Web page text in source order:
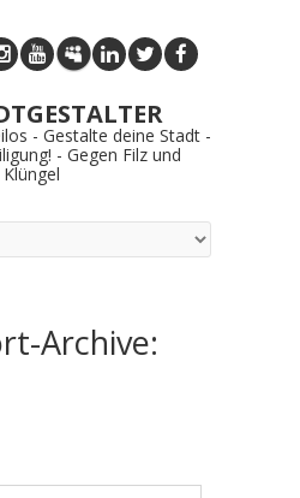
- Gestalte deine Stadt -
- Gegen Filz und
Klüngel
Archive: